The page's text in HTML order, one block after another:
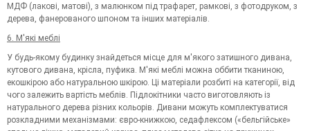
МДФ (лакові, матові), з малюнком під трафарет, рамкові, з фотодруком, з
дерева, фанерованого шпоном та інших матеріалів.
6. М'які меблі
У будь-якому будинку знайдеться місце для м'якого затишного дивана,
кутового дивана, крісла, пуфика. М'які меблі можна оббити тканиною,
екошкірою або натуральною шкірою. Ці матеріали розбиті на категорії, від
чого залежить вартість меблів. Підлокітники часто виготовляють із
натурального дерева різних кольорів. Дивани можуть комплектуватися
розкладними механізмами: євро-книжкою, седафлексом («бельгійське»